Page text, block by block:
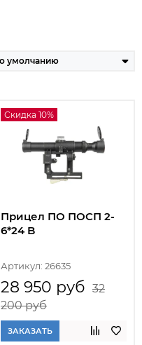
Скидка 10%
Прицел ПО ПОСП 2-
6*24 B
Артикул: 26635
28 950 руб 32
200 руб
ЗАКАЗАТЬ